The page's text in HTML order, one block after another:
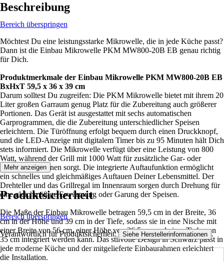
Beschreibung
Bereich überspringen
Möchtest Du eine leistungsstarke Mikrowelle, die in jede Küche passt?
Dann ist die Einbau Mikrowelle PKM MW800-20B EB genau richtig
für Dich.
Produktmerkmale der Einbau Mikrowelle PKM MW800-20B EB
BxHxT 59,5 x 36 x 39 cm
Darum solltest Du zugreifen: Die PKM Mikrowelle bietet mit ihrem 20
Liter großen Garraum genug Platz für die Zubereitung auch größerer
Portionen. Das Gerät ist ausgestattet mit sechs automatischen
Garprogrammen, die die Zubereitung unterschiedlicher Speisen
erleichtern. Die Türöffnung erfolgt bequem durch einen Druckknopf,
und die LED-Anzeige mit digitalem Timer bis zu 95 Minuten hält Dich
stets informiert. Die Mikrowelle verfügt über eine Leistung von 800
Watt, während der Grill mit 1000 Watt für zusätzliche Gar- oder
Grillkombinationen sorgt. Die integrierte Auftaufunktion ermöglicht
ein schnelles und gleichmäßiges Auftauen Deiner Lebensmittel. Der
Drehteller und das Grillregal im Innenraum sorgen durch Drehung für
eine gleichmäßige Erwärmung oder Garung der Speisen.
Die Maße der Einbau Mikrowelle betragen 59,5 cm in der Breite, 36
cm in der Höhe und 39 cm in der Tiefe, sodass sie in eine Nische mit
einer Breite von 56 cm, einer Höhe von 36,5 cm und einer Tiefe von
35 cm integriert werden kann. Das stilvolle Design in Schwarz passt in
jede moderne Küche und der mitgelieferte Einbaurahmen erleichtert
die Installation.
Mehr anzeigen
Produktsicherheit
Bereich überspringen
Verantwortlich für Produktsicherheit: Siehe Herstellerinformationen .